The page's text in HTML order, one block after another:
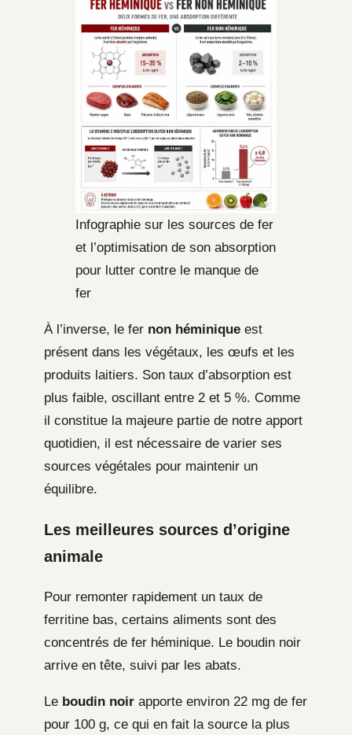
Infographie sur les sources de fer
et l’optimisation de son absorption
pour lutter contre le manque de
fer
À l’inverse, le fer non héminique est
présent dans les végétaux, les œufs et les
produits laitiers. Son taux d’absorption est
plus faible, oscillant entre 2 et 5 %. Comme
il constitue la majeure partie de notre apport
quotidien, il est nécessaire de varier ses
sources végétales pour maintenir un
équilibre.
Les meilleures sources d’origine
animale
Pour remonter rapidement un taux de
ferritine bas, certains aliments sont des
concentrés de fer héminique. Le boudin noir
arrive en tête, suivi par les abats.
Le boudin noir apporte environ 22 mg de fer
pour 100 g, ce qui en fait la source la plus